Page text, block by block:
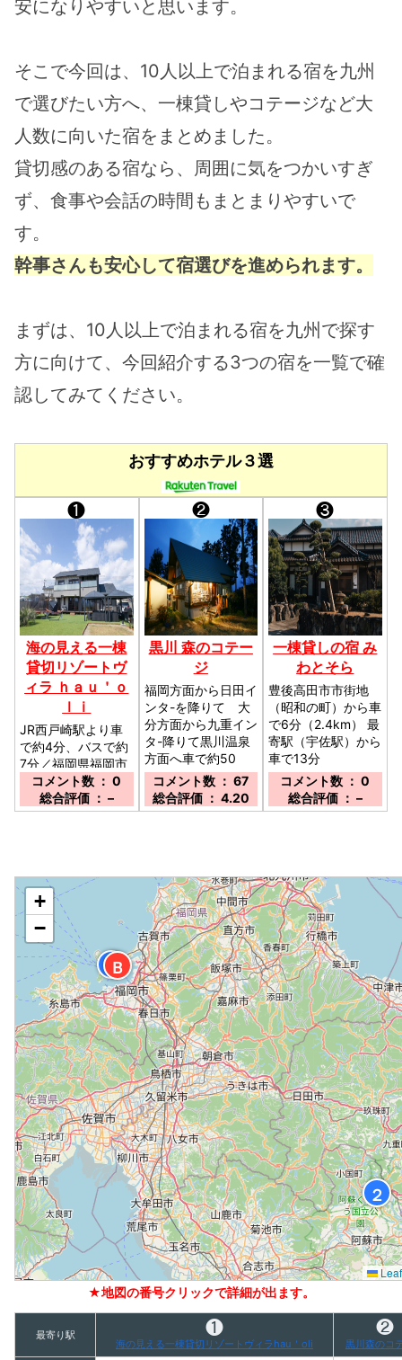
安になりやすいと思います。
そこで今回は、10人以上で泊まれる宿を九州
で選びたい方へ、一棟貸しやコテージなど大
人数に向いた宿をまとめました。
貸切感のある宿なら、周囲に気をつかいすぎ
ず、食事や会話の時間もまとまりやすいで
す。
幹事さんも安心して宿選びを進められます。
まずは、10人以上で泊まれる宿を九州で探す
方に向けて、今回紹介する3つの宿を一覧で確
認してみてください。
おすすめホテル３選
❶
海の見える一棟
貸切リゾートヴ
ィラ ｈａｕ＇ｏ
ｌｉ
JR西戸崎駅より車
で約4分、バスで約
7分／福岡県福岡市
東区大岳4-1-28／
駐車場：あり 8
台 ※雨天時にガ
での駐車推奨。 予
約不要／
コメント数 ： 0
総合評価 ： –
❷
黒川 森のコテー
ジ
福岡方面から日田イ
ンタ-を降りて 大
分方面から九重イン
タ-降りて黒川温泉
方面へ車で約50
分。熊本インタ-か
ら車で約90分／熊
本県阿蘇郡南小国町
／
コメント数 ： 67
総合評価 ： 4.20
❸
一棟貸しの宿 み
わとそら
豊後高田市市街地
（昭和の町）から車
で6分（2.4km） 最
寄駅（宇佐駅）から
車で13分
（6.6km）／大分県
豊後高田市美和
2116-1／駐車場：
コメント数 ： 0
総合評価 ： –
◆
Ｂ
１
２
+
−
★地図の番号クリックで詳細が出ます。
最寄り駅 ❶
海の見える一棟貸切リゾートヴィラhau＇oli
❷
黒川森のコ